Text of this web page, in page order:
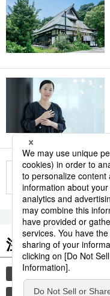
注目のキーワ
共同通信ニュース